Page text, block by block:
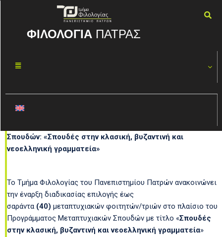
ΦΙΛΟΛΟΓΙΑ ΠΑΤΡΑΣ
κλασική, βυζαντινή και
Σπουδών: «Σπουδές στην κλασική, βυζαντινή και
νεοελληνική γραμματεία»
Το Τμήμα Φιλολογίας του Πανεπιστημίου Πατρών ανακοινώνει
την έναρξη διαδικασίας επιλογής έως
σαράντα (40) μεταπτυχιακών φοιτητών/τριών στο πλαίσιο του
Προγράμματος Μεταπτυχιακών Σπουδών με τίτλο «Σπουδές
στην κλασική, βυζαντινή και νεοελληνική γραμματεία»